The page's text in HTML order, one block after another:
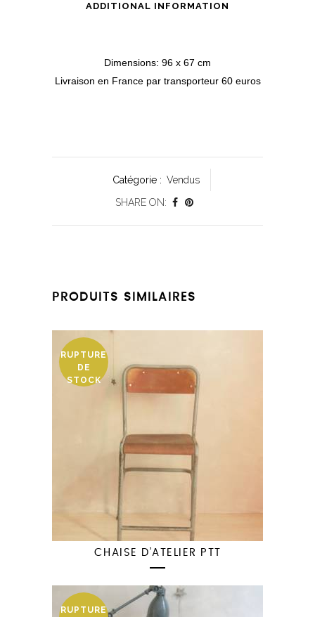
ADDITIONAL INFORMATION
Dimensions: 96 x 67 cm
Livraison en France par transporteur 60 euros
Catégorie : Vendus
SHARE ON:
PRODUITS SIMILAIRES
RUPTURE
DE
STOCK
CHAISE D’ATELIER PTT
RUPTURE